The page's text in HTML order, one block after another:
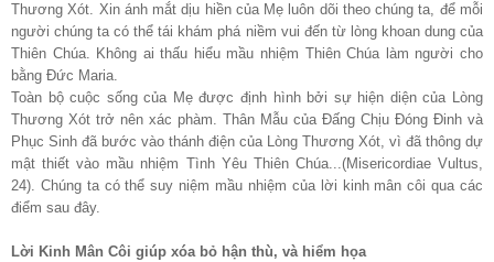
Thương Xót. Xin ánh mắt dịu hiền của Mẹ luôn dõi theo chúng ta, để mỗi
người chúng ta có thể tái khám phá niềm vui đến từ lòng khoan dung của
Thiên Chúa. Không ai thấu hiểu mầu nhiệm Thiên Chúa làm người cho
bằng Đức Maria.
Toàn bộ cuộc sống của Mẹ được định hình bởi sự hiện diện của Lòng
Thương Xót trở nên xác phàm. Thân Mẫu của Đấng Chịu Đóng Đinh và
Phục Sinh đã bước vào thánh điện của Lòng Thương Xót, vì đã thông dự
mật thiết vào mầu nhiệm Tình Yêu Thiên Chúa...(Misericordiae Vultus,
24). Chúng ta có thể suy niệm mầu nhiệm của lời kinh mân côi qua các
điểm sau đây.
Lời Kinh Mân Côi giúp xóa bỏ hận thù, và hiểm họa